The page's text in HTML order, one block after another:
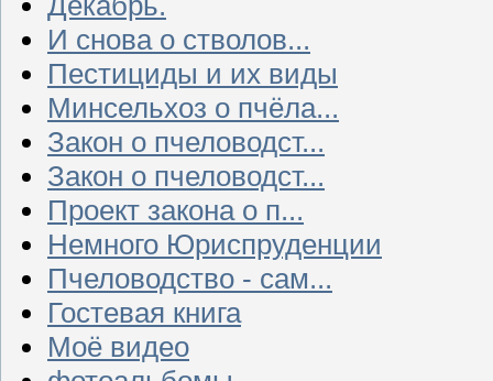
И снова о стволов...
Пестициды и их виды
Минсельхоз о пчёла...
Закон о пчеловодст...
Закон о пчеловодст...
Проект закона о п...
Немного Юриспруденции
Пчеловодство - сам...
Гостевая книга
Моё видео